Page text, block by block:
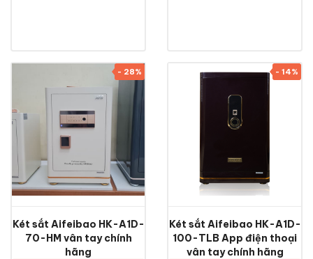
- 28%
Két sắt Aifeibao HK-A1D-
70-HM vân tay chính
hãng
- 14%
Két sắt Aifeibao HK-A1D-
100-TLB App điện thoại
vân tay chính hãng